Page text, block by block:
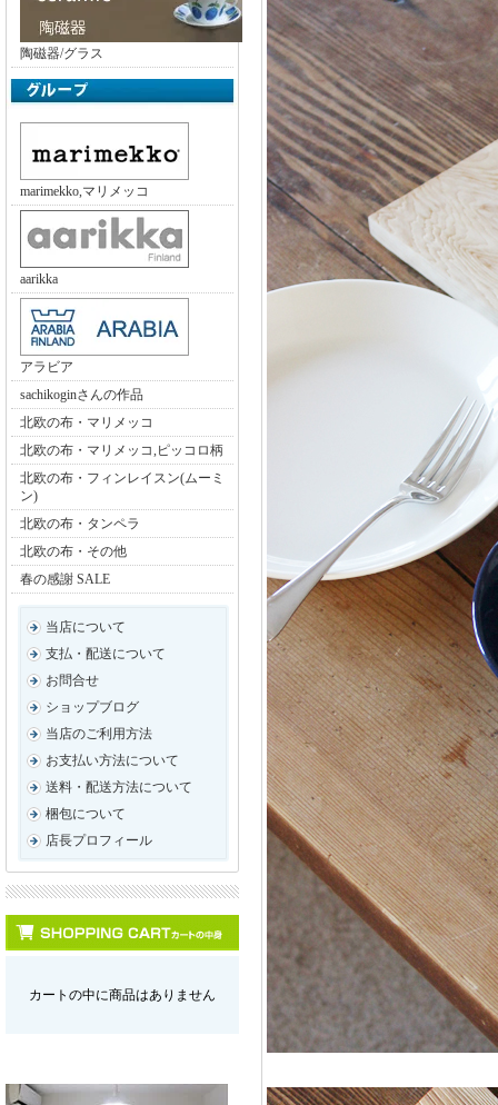
陶磁器/グラス
marimekko,マリメッコ
aarikka
アラビア
sachikoginさんの作品
北欧の布・マリメッコ
北欧の布・マリメッコ,ピッコロ柄
北欧の布・フィンレイスン(ムーミ
ン)
北欧の布・タンペラ
北欧の布・その他
春の感謝 SALE
当店について
支払・配送について
お問合せ
ショップブログ
当店のご利用方法
お支払い方法について
送料・配送方法について
梱包について
店長プロフィール
カートの中に商品はありません